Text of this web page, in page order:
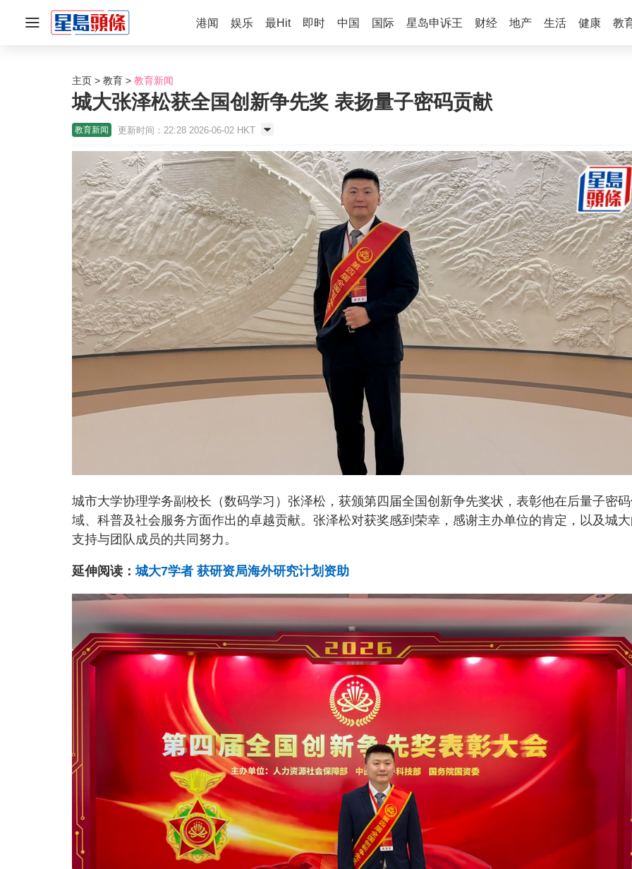
港闻 娱乐 最Hit 即时 中国 国际 星岛申诉王 财经 地产 生活 健康 教
主页 教育 教育新闻
城大张泽松获全国创新争先奖 表扬量子密码贡献
教育新闻 更新时间：22:28 2026-06-02 HKT
城市大学协理学务副校长（数码学习）张泽松，获颁第四届全国创新争先奖状，表彰他在后量子密
域、科普及社会服务方面作出的卓越贡献。张泽松对获奖感到荣幸，感谢主办单位的肯定，以及城
支持与团队成员的共同努力。
延伸阅读：城大7学者 获研资局海外研究计划资助